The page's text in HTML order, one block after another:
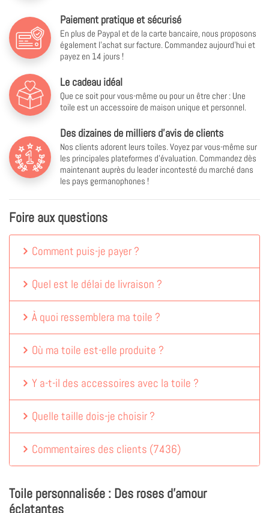
Paiement pratique et sécurisé
En plus de Paypal et de la carte bancaire, nous proposons
également l'achat sur facture. Commandez aujourd'hui et
payez en 14 jours !
Le cadeau idéal
Que ce soit pour vous-même ou pour un être cher : Une
toile est un accessoire de maison unique et personnel.
Des dizaines de milliers d'avis de clients
Nos clients adorent leurs toiles. Voyez par vous-même sur
les principales plateformes d'évaluation. Commandez dès
maintenant auprès du leader incontesté du marché dans
les pays germanophones !
Foire aux questions
Comment puis-je payer ?
Quel est le délai de livraison ?
À quoi ressemblera ma toile ?
Où ma toile est-elle produite ?
Y a-t-il des accessoires avec la toile ?
Quelle taille dois-je choisir ?
Commentaires des clients (7436)
Toile personnalisée : Des roses d'amour
éclatantes